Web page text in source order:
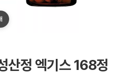
산정 엑기스 168정